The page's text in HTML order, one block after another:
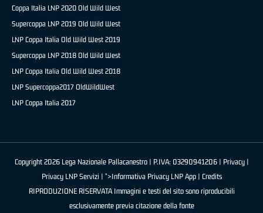
Coppa Italia LNP 2020 Old Wild West
Supercoppa LNP 2019 Old Wild West
LNP Coppa Italia Old Wild West 2019
Supercoppa LNP 2018 Old Wild West
LNP Coppa Italia Old Wild West 2018
LNP Supercoppa2017 OldWildWest
LNP Coppa Italia 2017
Copyright 2026 Lega Nazionale Pallacanestro | P.IVA: 03290941206 | Privacy|
Privacy LNP Servizi | ">Informativa Privacy LNP App | Credits
RIPRODUZIONE RISERVATA Immagini e testi del sito sono riproducibili
esclusivamente previa citazione della fonte